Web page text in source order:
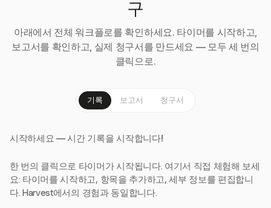
구
아래에서 전체 워크플로를 확인하세요. 타이머를 시작하고,
보고서를 확인하고, 실제 청구서를 만드세요 — 모두 세 번의
클릭으로.
기록 보고서 청구서
시작하세요 — 시간 기록을 시작합니다!
한 번의 클릭으로 타이머가 시작됩니다. 여기서 직접 체험해 보세
요: 타이머를 시작하고, 항목을 추가하고, 세부 정보를 편집합니
다. Harvest에서의 경험과 동일합니다.